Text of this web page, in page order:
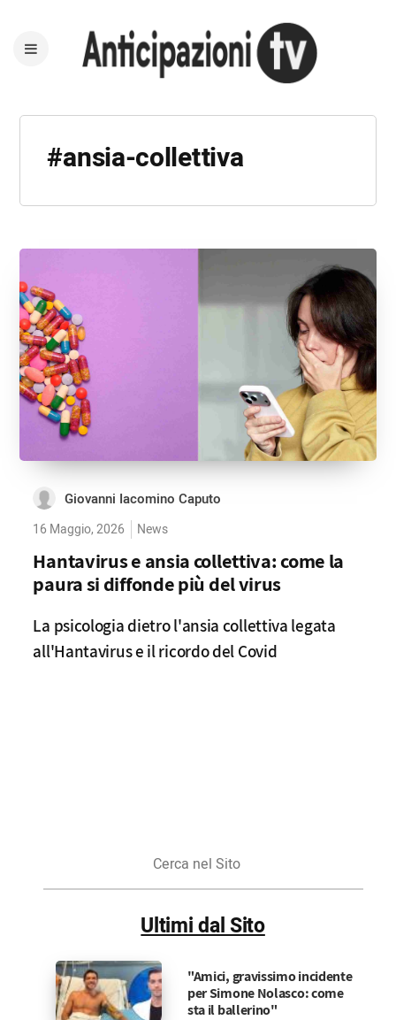
#ansia-collettiva
Giovanni Iacomino Caputo
16 Maggio, 2026 News
Hantavirus e ansia collettiva: come la
paura si diffonde più del virus
La psicologia dietro l'ansia collettiva legata
all'Hantavirus e il ricordo del Covid
Sito
Ultimi dal Sito
"Amici, gravissimo incidente
per Simone Nolasco: come
sta il ballerino"